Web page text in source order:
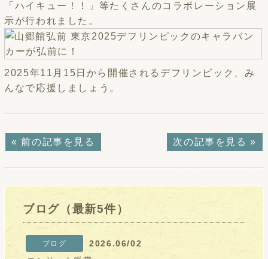
「ハイキュー！！」等たくさんのコラボレーション展
示が行われました。
2025年11月15日から開催されるデフリンピック、み
んなで応援しましょう。
« 前の記事を見る 次の記事を見る »
ブログ（最新5件）
ブログ
2026.06/02